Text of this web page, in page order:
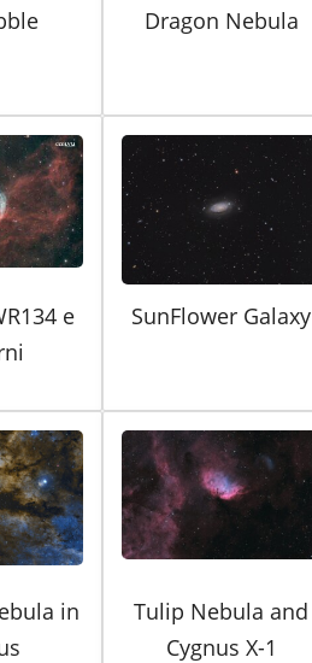
Dragon Nebula
e
SunFlower Galaxy
in
Tulip Nebula and
Cygnus X-1